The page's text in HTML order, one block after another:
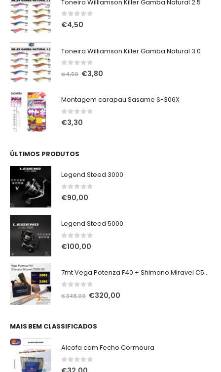
Toneira Williamson Killer Gamba Natural 2.5
0out of 5
€4,50
Toneira Williamson Killer Gamba Natural 3.0
out of 5
€4,50 O
era:
€4,50.
€3,80
é:
Montagem carapau Sasame S-306X
0out of 5
€3,30
ÚLTIMOS PRODUTOS
Legend Steed 3000
0out of 5
€90,00
Legend Steed 5000
0out of 5
€100,00
7mt Vega Potenza F40 + Shimano Miravel C5000 XG
€348,00 O
era:
€320,00
MAIS BEM CLASSIFICADOS
Alcofa com Fecho Cormoura
0out of 5